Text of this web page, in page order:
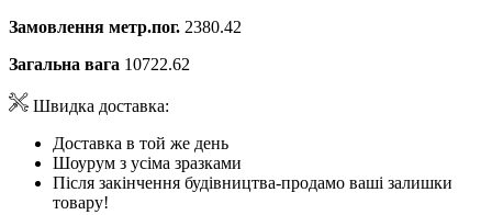
Замовлення метр.пог. 2380.42
Загальна вага 10722.62
Швидка доставка:
Доставка в той же день
Шоурум з усіма зразками
Після закінчення будівництва-продамо ваші залишки
товару!